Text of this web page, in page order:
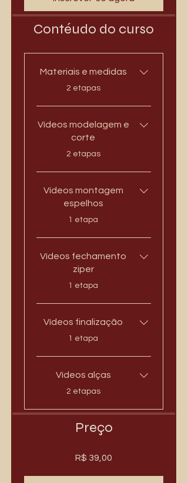
Contéudo do curso
Materiais e medidas
.
2 etapas
Vídeos modelagem e
corte
.
2 etapas
Vídeos montagem
espelhos
.
1 etapa
Vídeos fechamento
ziper
.
1 etapa
Vídeos finalização
.
1 etapa
Vídeos alças
.
2 etapas
Preço
R$ 39,00